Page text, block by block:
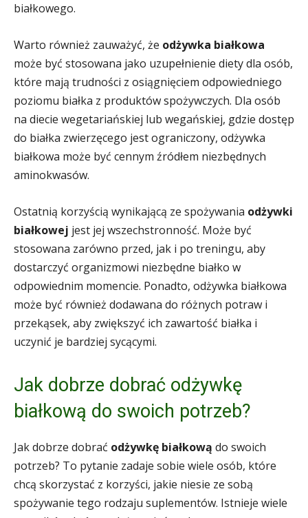
białkowego.
Warto również zauważyć, że odżywka białkowa
może być stosowana jako uzupełnienie diety dla osób,
które mają trudności z osiągnięciem odpowiedniego
poziomu białka z produktów spożywczych. Dla osób
na diecie wegetariańskiej lub wegańskiej, gdzie dostęp
do białka zwierzęcego jest ograniczony, odżywka
białkowa może być cennym źródłem niezbędnych
aminokwasów.
Ostatnią korzyścią wynikającą ze spożywania odżywki
białkowej jest jej wszechstronność. Może być
stosowana zarówno przed, jak i po treningu, aby
dostarczyć organizmowi niezbędne białko w
odpowiednim momencie. Ponadto, odżywka białkowa
może być również dodawana do różnych potraw i
przekąsek, aby zwiększyć ich zawartość białka i
uczynić je bardziej sycącymi.
Jak dobrze dobrać odżywkę
białkową do swoich potrzeb?
Jak dobrze dobrać odżywkę białkową do swoich
potrzeb? To pytanie zadaje sobie wiele osób, które
chcą skorzystać z korzyści, jakie niesie ze sobą
spożywanie tego rodzaju suplementów. Istnieje wiele